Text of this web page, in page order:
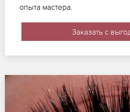
опыта мастера.
Заказать с